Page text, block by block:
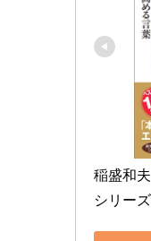
稲盛和
シリー